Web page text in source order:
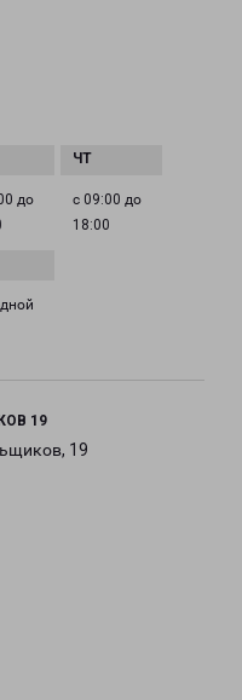
до
с 09:00 до
18:00
19
19